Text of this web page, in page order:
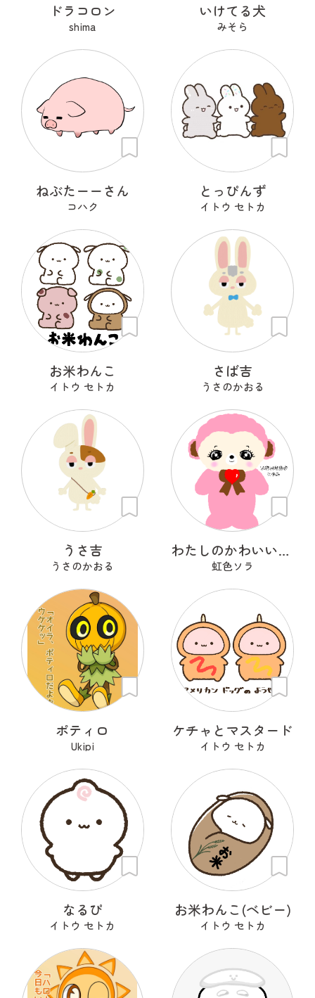
ドラコロン
shima
いけてる犬
みそら
ねぶたーーさん
コハク
とっぴんず
イトウ セトカ
お米わんこ
イトウ セトカ
さば吉
うさのかおる
うさ吉
うさのかおる
わたしのかわいいせかい
虹色ソラ
ポティロ
Ukipi
ケチャとマスタード
イトウ セトカ
なるぴ
イトウ セトカ
お米わんこ(ベビー)
イトウ セトカ